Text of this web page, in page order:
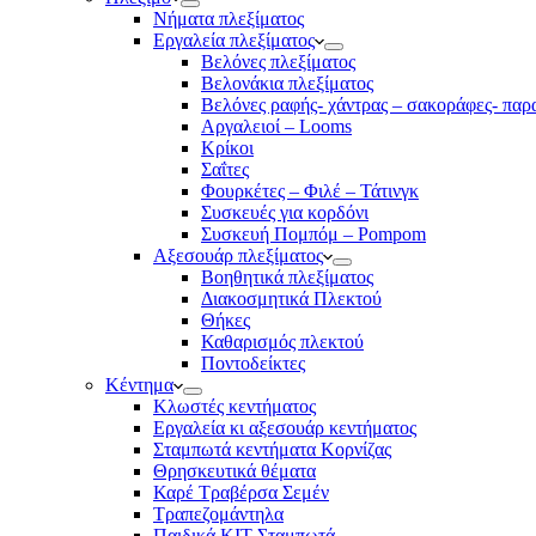
Νήματα πλεξίματος
Εργαλεία πλεξίματος
Βελόνες πλεξίματος
Βελονάκια πλεξίματος
Βελόνες ραφής- χάντρας – σακοράφες-
Αργαλειοί – Looms
Κρίκοι
Σαΐτες
Φουρκέτες – Φιλέ – Τάτινγκ
Συσκευές για κορδόνι
Συσκευή Πομπόμ – Pompom
Αξεσουάρ πλεξίματος
Βοηθητικά πλεξίματος
Διακοσμητικά Πλεκτού
Θήκες
Καθαρισμός πλεκτού
Ποντοδείκτες
Κέντημα
Κλωστές κεντήματος
Eργαλεία κι αξεσουάρ κεντήματος
Σταμπωτά κεντήματα Κορνίζας
Θρησκευτικά θέματα
Καρέ Τραβέρσα Σεμέν
Τραπεζομάντηλα